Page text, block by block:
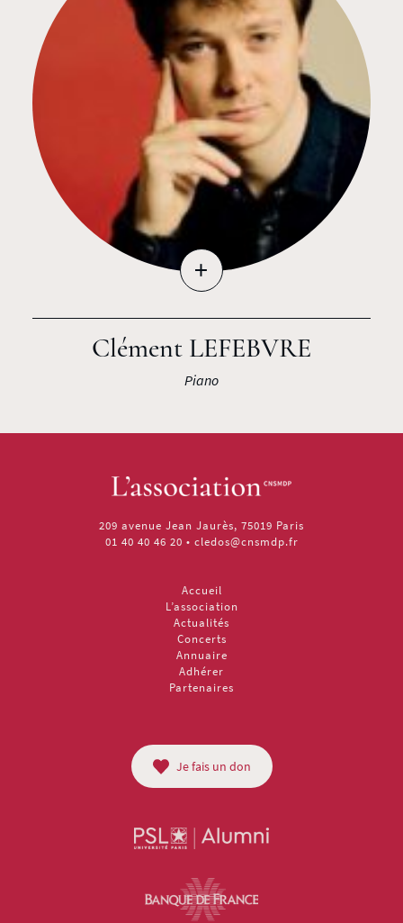
+
Clément LEFEBVRE
Piano
209 avenue Jean Jaurès, 75019 Paris
01 40 40 46 20 • cledos@cnsmdp.fr
Accueil
L’association
Actualités
Concerts
Annuaire
Adhérer
Partenaires
Je fais un don